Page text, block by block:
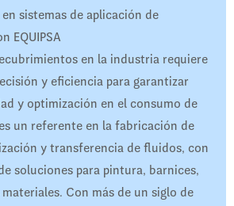
sistemas de aplicación de
EQUIPSA
en la industria requiere
y eficiencia para garantizar
y optimización en el consumo de
un referente en la fabricación de
y transferencia de fluidos, con
soluciones para pintura, barnices,
Con más de un siglo de